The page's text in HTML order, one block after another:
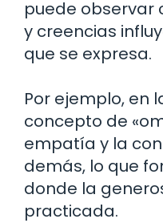
puede observar
y creencias
que se expresa.
Por ejemplo, en
concepto de
empatía y la
demás, lo que
donde la
practicada.